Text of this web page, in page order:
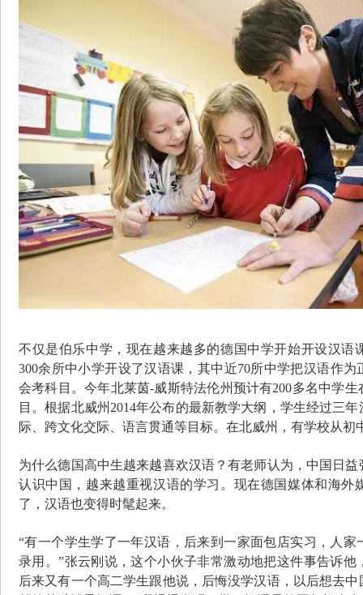
不仅是伯乐中学，现在越来越多的德国中学开始开设汉语
300余所中小学开设了汉语课，其中近70所中学把汉语作
会考科目。今年北莱茵-威斯特法伦州预计有200多名中学
目。根据北威州2014年公布的最新教学大纲，学生经过三
际、跨文化交际、语言贯通等目标。在北威州，有学校从初
为什么德国高中生越来越喜欢汉语？有老师认为，中国日
认识中国，越来越重视汉语的学习。现在德国媒体和海外
了，汉语也变得时髦起来。
“有一个学生学了一年汉语，后来到一家面包店实习，人家
录用。”张云刚说，这个小伙子非常激动地把这件事告诉他
后来又有一个高二学生跟他说，后悔没学汉语，以后想去